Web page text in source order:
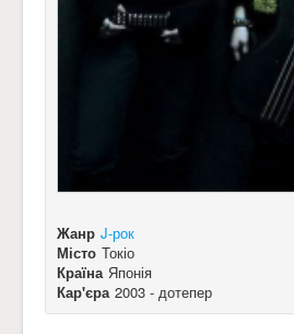
Жанр J-рок
Місто Токіо
Країна Японія
Кар'єра 2003 - дотепер